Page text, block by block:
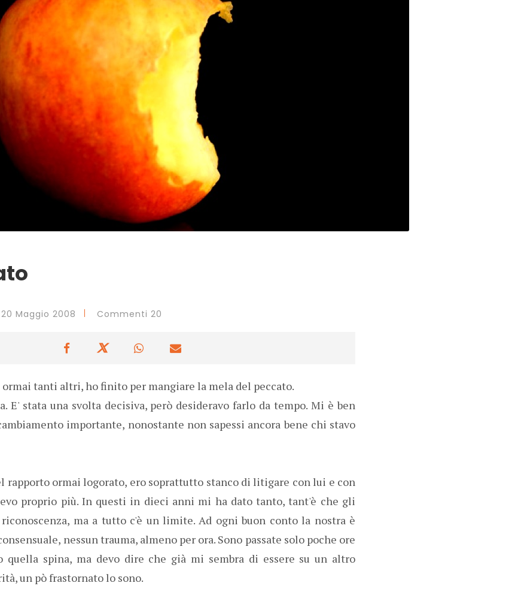
20 Maggio 2008 Commenti 20
tanti altri, ho finito per mangiare la mela del peccato.
E' stata una svolta decisiva, però desideravo farlo da tempo. Mi è ben
importante, nonostante non sapessi ancora bene chi stavo
rapporto ormai logorato, ero soprattutto stanco di litigare con lui e con
proprio più. In questi in dieci anni mi ha dato tanto, tant'è che gli
ma a tutto c'è un limite. Ad ogni buon conto la nostra è
nessun trauma, almeno per ora. Sono passate solo poche ore
quella spina, ma devo dire che già mi sembra di essere su un altro
un pò frastornato lo sono.